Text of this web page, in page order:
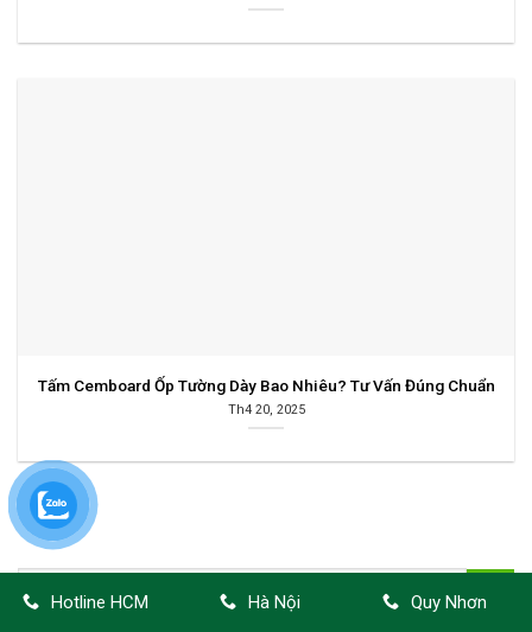
Tấm Cemboard Ốp Tường Dày Bao Nhiêu? Tư Vấn Đúng Chuẩn
Th4 20, 2025
Hotline HCM Hà Nội Quy Nhơn